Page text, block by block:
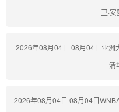
卫·
2026年08月04日 08月04日亚洲
清
2026年08月04日 08月04日